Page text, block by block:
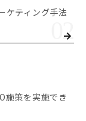
ケティング手法
施策を実施でき